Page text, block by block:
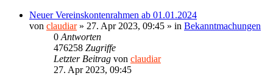
Neuer Vereinskontenrahmen ab 01.01.2024
von claudiar» 27. Apr 2023, 09:45 » in Bekanntmachungen
0 Antworten
476258 Zugriffe
Letzter Beitrag von claudiar
27. Apr 2023, 09:45